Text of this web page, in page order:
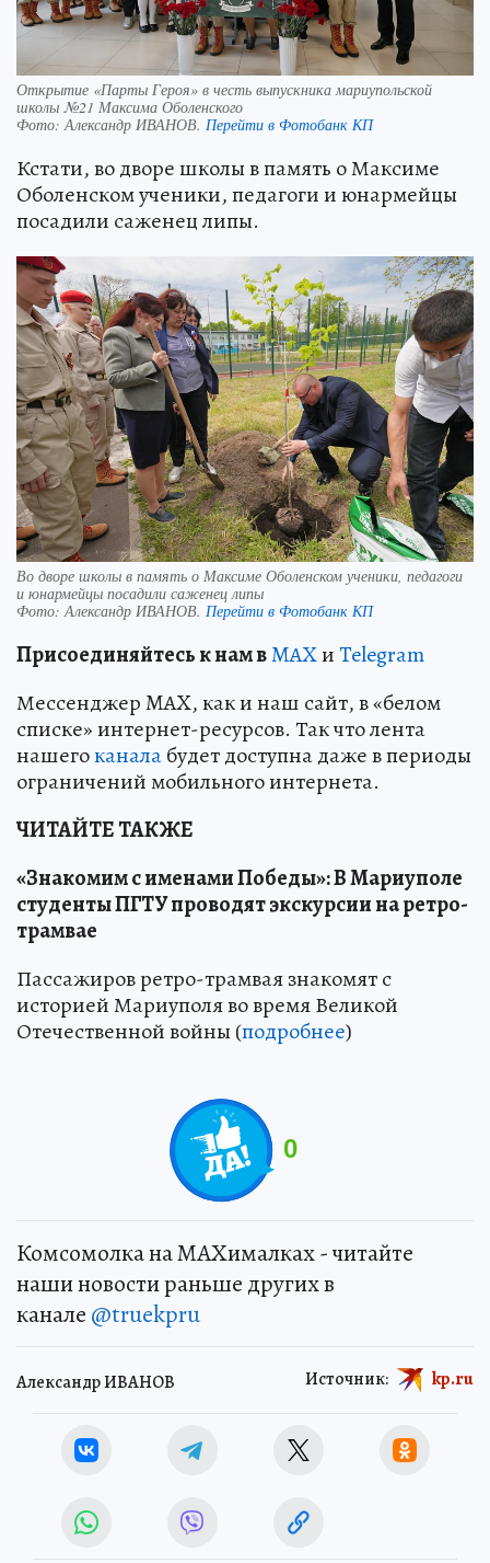
Открытие «Парты Героя» в честь выпускника мариупольской
школы №21 Максима Оболенского
Фото:Александр ИВАНОВ. Перейти в Фотобанк КП
Кстати, во дворе школы в память о Максиме
Оболенском ученики, педагоги и юнармейцы
посадили саженец липы.
Во дворе школы в память о Максиме Оболенском ученики, педагоги
и юнармейцы посадили саженец липы
Фото:Александр ИВАНОВ. Перейти в Фотобанк КП
Присоединяйтесь к нам вMAXиTelegram
Мессенджер MAX, как и наш сайт, в «белом
списке» интернет-ресурсов. Так что лента
нашегоканалабудет доступна даже в периоды
ограничений мобильного интернета.
ЧИТАЙТЕ ТАКЖЕ
«Знакомим с именами Победы»: В Мариуполе
студенты ПГТУ проводят экскурсии на ретро-
трамвае
Пассажиров ретро-трамвая знакомят с
историей Мариуполя во время Великой
Отечественной войны (подробнее)
0
Комсомолка на MAXималках - читайте
наши новости раньше других в
канале @truekpru
Александр ИВАНОВ Источник: kp.ru